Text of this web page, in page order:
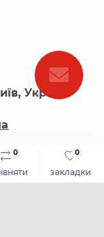
0
закладки
0
Україна